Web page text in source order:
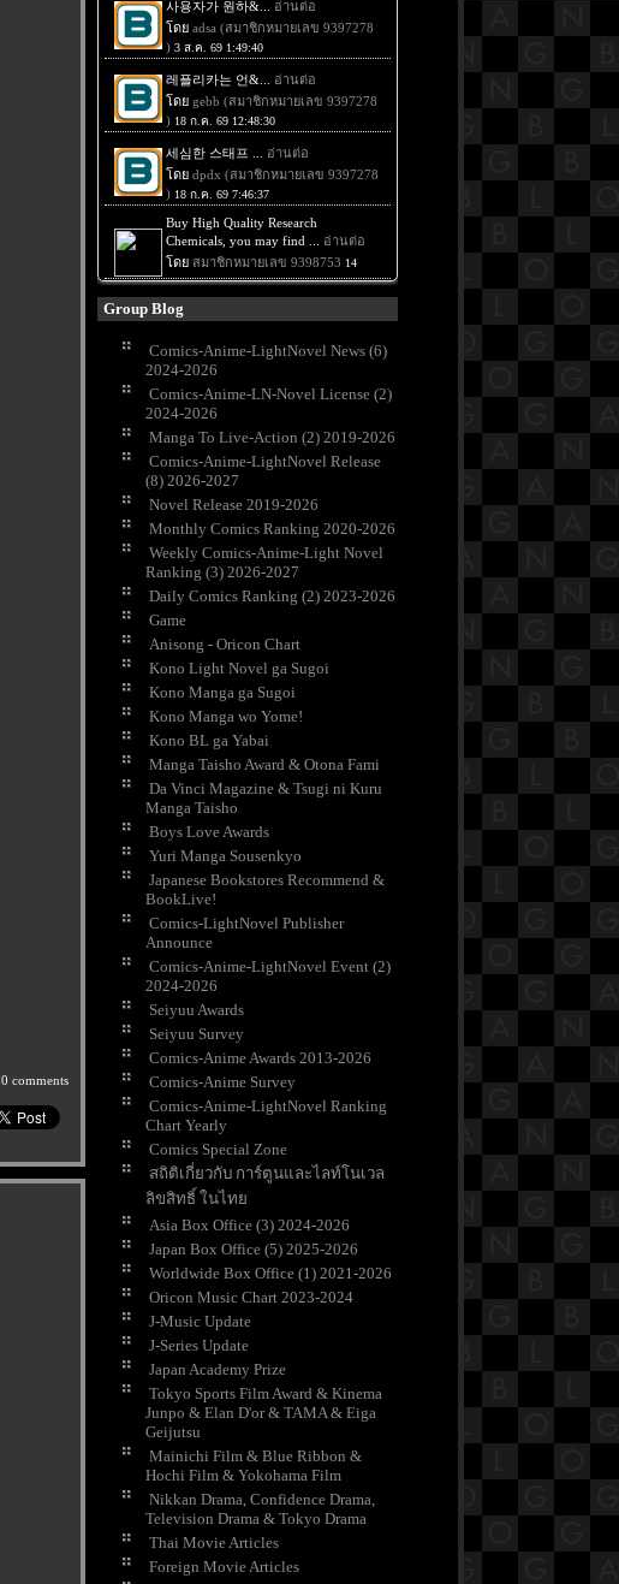
0 comments
Group Blog
Comics-Anime-LightNovel News (6)
2024-2026
Comics-Anime-LN-Novel License (2)
2024-2026
Manga To Live-Action (2) 2019-2026
Comics-Anime-LightNovel Release
(8) 2026-2027
Novel Release 2019-2026
Monthly Comics Ranking 2020-2026
Weekly Comics-Anime-Light Novel
Ranking (3) 2026-2027
Daily Comics Ranking (2) 2023-2026
Game
Anisong - Oricon Chart
Kono Light Novel ga Sugoi
Kono Manga ga Sugoi
Kono Manga wo Yome!
Kono BL ga Yabai
Manga Taisho Award & Otona Fami
Da Vinci Magazine & Tsugi ni Kuru
Manga Taisho
Boys Love Awards
Yuri Manga Sousenkyo
Japanese Bookstores Recommend &
BookLive!
Comics-LightNovel Publisher
Announce
Comics-Anime-LightNovel Event (2)
2024-2026
Seiyuu Awards
Seiyuu Survey
Comics-Anime Awards 2013-2026
Comics-Anime Survey
Comics-Anime-LightNovel Ranking
Chart Yearly
Comics Special Zone
สถิติเกี่ยวกับ การ์ตูนและไลท์โนเวล
ลิขสิทธิ์ ในไท
Asia Box Office (3) 2024-2026
Japan Box Office (5) 2025-2026
Worldwide Box Office (1) 2021-2026
Oricon Music Chart 2023-2024
J-Music Update
J-Series Update
Japan Academy Prize
Tokyo Sports Film Award & Kinema
Junpo & Elan D'or & TAMA & Eiga
Geijutsu
Mainichi Film & Blue Ribbon &
Hochi Film & Yokohama Film
Nikkan Drama, Confidence Drama,
Television Drama & Tokyo Drama
Thai Movie Articles
Foreign Movie Articles